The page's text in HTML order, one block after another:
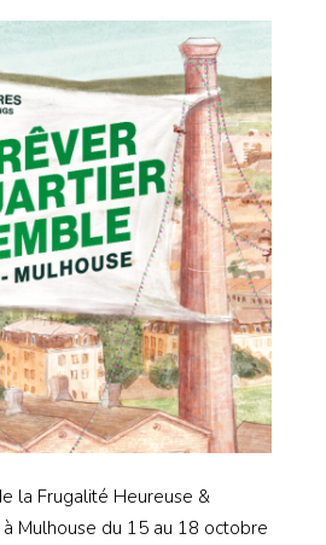
la Frugalité Heureuse &
à Mulhouse du 15 au 18 octobre